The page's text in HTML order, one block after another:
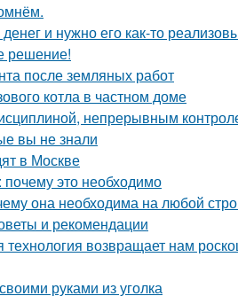
и нужно его как-то
решение!
после земляных работ
котла в частном доме
непрерывным
вы не знали
в Москве
это необходимо
она необходима на любой
и рекомендации
возвращает нам
руками из уголка